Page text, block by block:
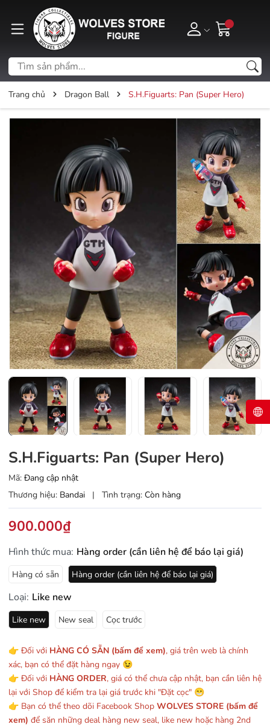
Trang chủ Dragon Ball S.H.Figuarts: Pan (Super Hero)
S.H.Figuarts: Pan (Super Hero)
Mã: Đang cập nhật
Thương hiệu: Bandai | Tình trạng: Còn hàng
900.000₫
Hình thức mua: Hàng order (cần liên hệ để báo lại giá)
Hàng có sẵn Hàng order (cần liên hệ để báo lại giá)
Loại: Like new
Like new New seal Cọc trước
👉 Đối với HÀNG CÓ SẴN (bấm để xem), giá trên web là chính
xác, bạn có thể đặt hàng ngay 😉
👉 Đối với HÀNG ORDER, giá có thể chưa cập nhật, bạn cần liên hệ
lại với Shop để kiểm tra lại giá trước khi "Đặt cọc" 😁
👉 Bạn có thể theo dõi Facebook Shop WOLVES STORE (bấm để
xem) để săn những deal hàng new seal, like new hoặc hàng 2nd